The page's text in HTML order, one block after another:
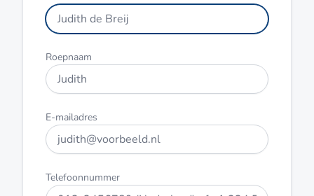
Roepnaam
E-mailadres
Telefoonnummer